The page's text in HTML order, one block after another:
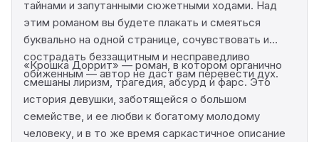
тайнами и запутанными сюжетными ходами. Над
этим романом вы будете плакать и смеяться
буквально на одной странице, сочувствовать и
сострадать беззащитным и несправедливо
обиженным — автор не даст вам перевести дух.
«Крошка Доррит» — роман, в котором органично
смешаны лиризм, трагедия, абсурд и фарс. Это
история девушки, заботящейся о большом
семействе, и ее любви к богатому молодому
человеку, и в то же время саркастичное описание